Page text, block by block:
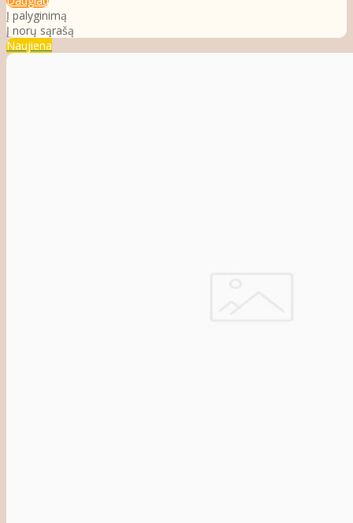
Į palyginimą
Į norų sąrašą
Naujiena